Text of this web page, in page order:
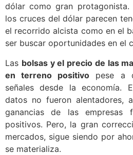
dólar como gran protagonista.
los cruces del dólar parecen
el recorrido alcista como en el
ser buscar oportunidades en el
Las bolsas y el precio de las
en terreno positivo pese a
señales desde la economía.
datos no fueron alentadores,
ganancias de las empresas
positivos. Pero, la gran
mercados, sigue siendo por
se materializa.